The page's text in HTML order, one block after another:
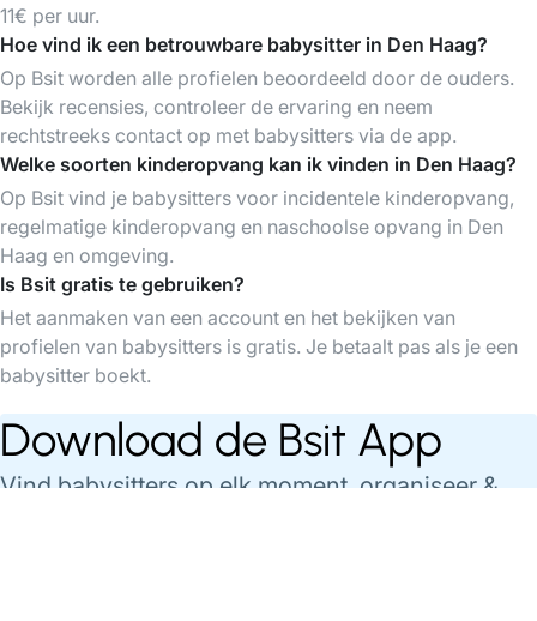
11€ per uur.
Hoe vind ik een betrouwbare babysitter in Den Haag?
Op Bsit worden alle profielen beoordeeld door de ouders.
Bekijk recensies, controleer de ervaring en neem
rechtstreeks contact op met babysitters via de app.
Welke soorten kinderopvang kan ik vinden in Den Haag?
Op Bsit vind je babysitters voor incidentele kinderopvang,
regelmatige kinderopvang en naschoolse opvang in Den
Haag en omgeving.
Is Bsit gratis te gebruiken?
Het aanmaken van een account en het bekijken van
profielen van babysitters is gratis. Je betaalt pas als je een
babysitter boekt.
Download de Bsit App
Vind babysitters op elk moment, organiseer &